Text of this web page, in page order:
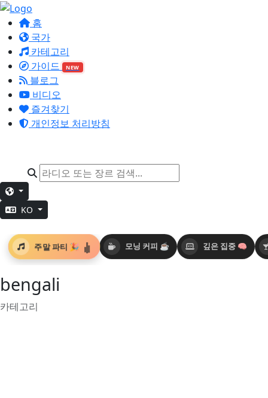
홈
국가
카테고리
가이드
NEW
블로그
비디오
즐겨찾기
개인정보 처리방침
KO
모닝 커피 ☕ 깊은 집중 🧠
주말 파티 🎉
bengali
카테고리